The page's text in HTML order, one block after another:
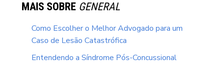
MAIS SOBRE GENERAL
Como Escolher o Melhor Advogado para um
Caso de Lesão Catastrófica
Entendendo a Síndrome Pós-Concussional